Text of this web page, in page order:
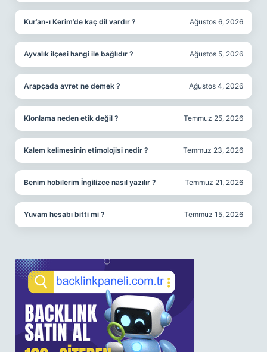
Kur’an-ı Kerim’de kaç dil vardır ? Ağustos 6, 2026
Ayvalık ilçesi hangi ile bağlıdır ? Ağustos 5, 2026
Arapçada avret ne demek ? Ağustos 4, 2026
Klonlama neden etik değil ? Temmuz 25, 2026
Kalem kelimesinin etimolojisi nedir ? Temmuz 23, 2026
Benim hobilerim İngilizce nasıl yazılır ? Temmuz 21, 2026
Yuvam hesabı bitti mi ? Temmuz 15, 2026